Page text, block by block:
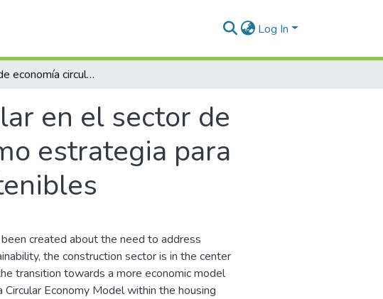
Log In
Modelo de economía circular en el sector de construcción de vivienda en Ocaña como estrategia para fortalecer la gestión de proyectos sostenibles
en el sector de
estrategia para
created about the need to address
the construction sector is in the center
transition towards a more economic model
Economy Model within the housing